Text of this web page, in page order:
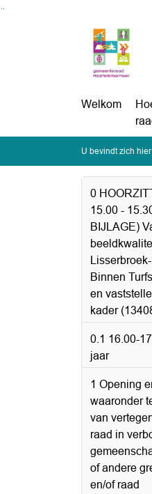
Welkom
U bevindt zich
0
15.00 -
BIJLAGE)
Binnen
en
kader
0.1 16.00-
jaar
1 Opening
waaronder
van
raad in
of andere
en/of raad